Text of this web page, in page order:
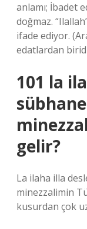
anlamı; İbadet
doğmaz.
ifade ediyor.
edatlardan
101 la
gelir?
La ilaha illa
minezzalimin
kusurdan çok